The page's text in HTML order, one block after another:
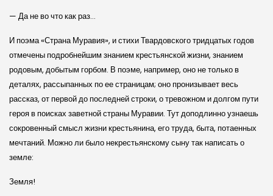
— Да не во что как раз…
И поэма «Страна Муравия», и стихи Твардовского тридцатых годов
отмечены подробнейшим знанием крестьянской жизни, знанием
родовым, добытым горбом. В поэме, например, оно не только в
деталях, рассыпанных по ее страницам; оно пронизывает весь
рассказ, от первой до последней строки, о тревожном и долгом пути
героя в поисках заветной страны Муравии. Тут доподлинно узнаешь
сокровенный смысл жизни крестьянина, его труда, быта, потаенных
мечтаний. Можно ли было некрестьянскому сыну так написать о
земле:
Земля!